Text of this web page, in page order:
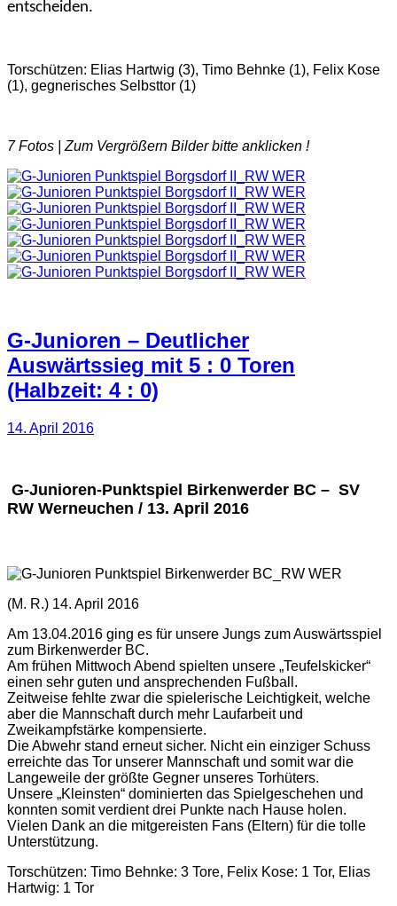
entscheiden.
Torschützen: Elias Hartwig (3), Timo Behnke (1), Felix Kose
(1), gegnerisches Selbsttor (1)
7 Fotos | Zum Vergrößern Bilder bitte anklicken !
G-Junioren – Deutlicher
Auswärtssieg mit 5 : 0 Toren
(Halbzeit: 4 : 0)
14. April 2016
G-Junioren-Punktspiel Birkenwerder BC – SV
RW Werneuchen / 13. April 2016
(M. R.) 14. April 2016
Am 13.04.2016 ging es für unsere Jungs zum Auswärtsspiel
zum Birkenwerder BC.
Am frühen Mittwoch Abend spielten unsere „Teufelskicker“
einen sehr guten und ansprechenden Fußball.
Zeitweise fehlte zwar die spielerische Leichtigkeit, welche
aber die Mannschaft durch mehr Laufarbeit und
Zweikampfstärke kompensierte.
Die Abwehr stand erneut sicher. Nicht ein einziger Schuss
erreichte das Tor unserer Mannschaft und somit war die
Langeweile der größte Gegner unseres Torhüters.
Unsere „Kleinsten“ dominierten das Spielgeschehen und
konnten somit verdient drei Punkte nach Hause holen.
Vielen Dank an die mitgereisten Fans (Eltern) für die tolle
Unterstützung.
Torschützen: Timo Behnke: 3 Tore, Felix Kose: 1 Tor, Elias
Hartwig: 1 Tor